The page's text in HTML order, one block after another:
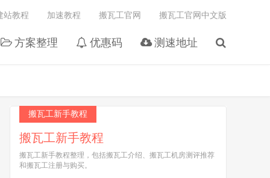
方案整理 优惠码 测速地址
站教程 加速教程 搬瓦工官网 搬瓦工官网中文版
搬瓦工新手教程
搬瓦工新手教程
搬瓦工新手教程整理，包括搬瓦工介绍、搬瓦工机房测评推荐
和搬瓦工注册与购买。